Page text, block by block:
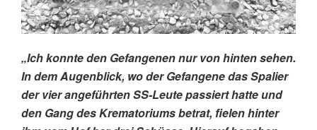
„Ich konnte den Gefangenen nur von hinten sehen.
In dem Augenblick, wo der Gefangene das Spalier
der vier angeführten SS-Leute passiert hatte und
den Gang des Krematoriums betrat, fielen hinter